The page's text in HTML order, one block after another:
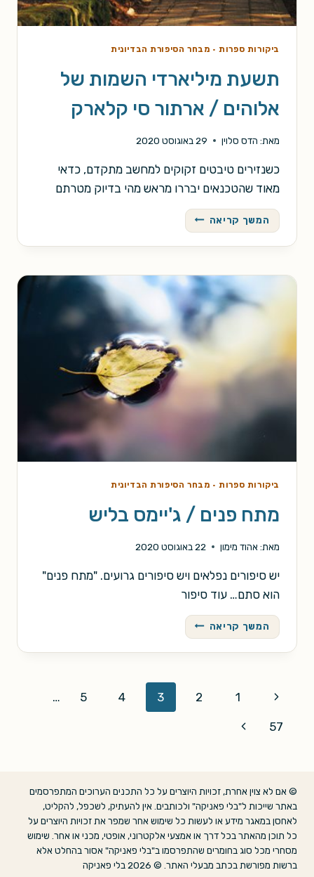
ביקורות ספרות· מבחר הסיפורת הבדיונית
תשעת מיליארדי השמות של
אלוהים / ארתור סי קלארק
מאת: הדס סלוין 29 באוגוסט 2020
כשנזירים טיבטים זקוקים למחשב מתקדם, כדאי
מאוד שהטכנאים יבררו מראש מהי בדיוק מטרתם
המשך קריאה תשעת
מיליארדי
השמות
אלוהים
ארתור
סי
קלארק
ביקורות ספרות· מבחר הסיפורת הבדיונית
מתח פנים / ג'יימס בליש
מאת: אהוד מימון 22 באוגוסט 2020
יש סיפורים נפלאים ויש סיפורים גרועים. "מתח פנים"
הוא סתם… עוד סיפור
המשך קריאה מתח
פנים
/
Page
navigation
Previous
Page
1
2
3
4
5
…
57
Next
© אם לא צוין אחרת, זכויות היוצרים על כל התכנים הערוכים המתפרסמים
באתר שייכות ל"בלי פאניקה" ולכותבים. אין להעתיק, לשכפל, להקליט,
לאחסן במאגר מידע או לעשות כל שימוש אחר שמפר את זכויות היוצרים על
כל תוכן מהאתר בכל דרך או אמצעי אלקטרוני, אופטי, מכני או אחר. שימוש
מסחרי מכל סוג בחומרים שהתפרסמו ב"בלי פאניקה" אסור בהחלט אלא
ברשות מפורשת בכתב מבעלי האתר. © 2026 בלי פאניקה